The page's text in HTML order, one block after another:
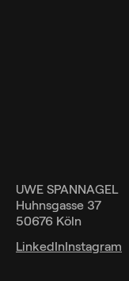
UWE SPANNAGEL
Huhnsgasse 37
50676 Köln
LinkedInInstagram